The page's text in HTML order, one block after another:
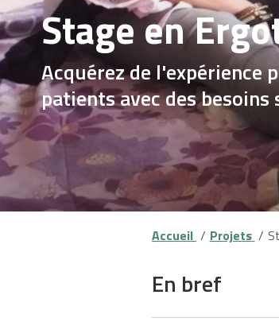
Stage en
Acquérez de l'expérience
patients avec des besoins
Accueil Projets
En bref